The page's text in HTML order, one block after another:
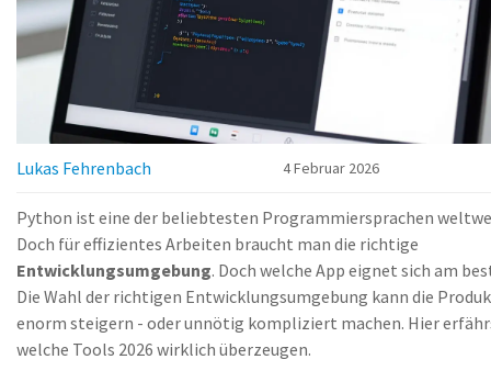
Lukas Fehrenbach 4 Februar 2026
Python ist eine der beliebtesten Programmiersprachen
Doch für effizientes Arbeiten braucht man die richtige
Entwicklungsumgebung. Doch welche App eignet sich am
Die Wahl der richtigen Entwicklungsumgebung kann die
enorm steigern - oder unnötig kompliziert machen. Hier
welche Tools 2026 wirklich überzeugen.